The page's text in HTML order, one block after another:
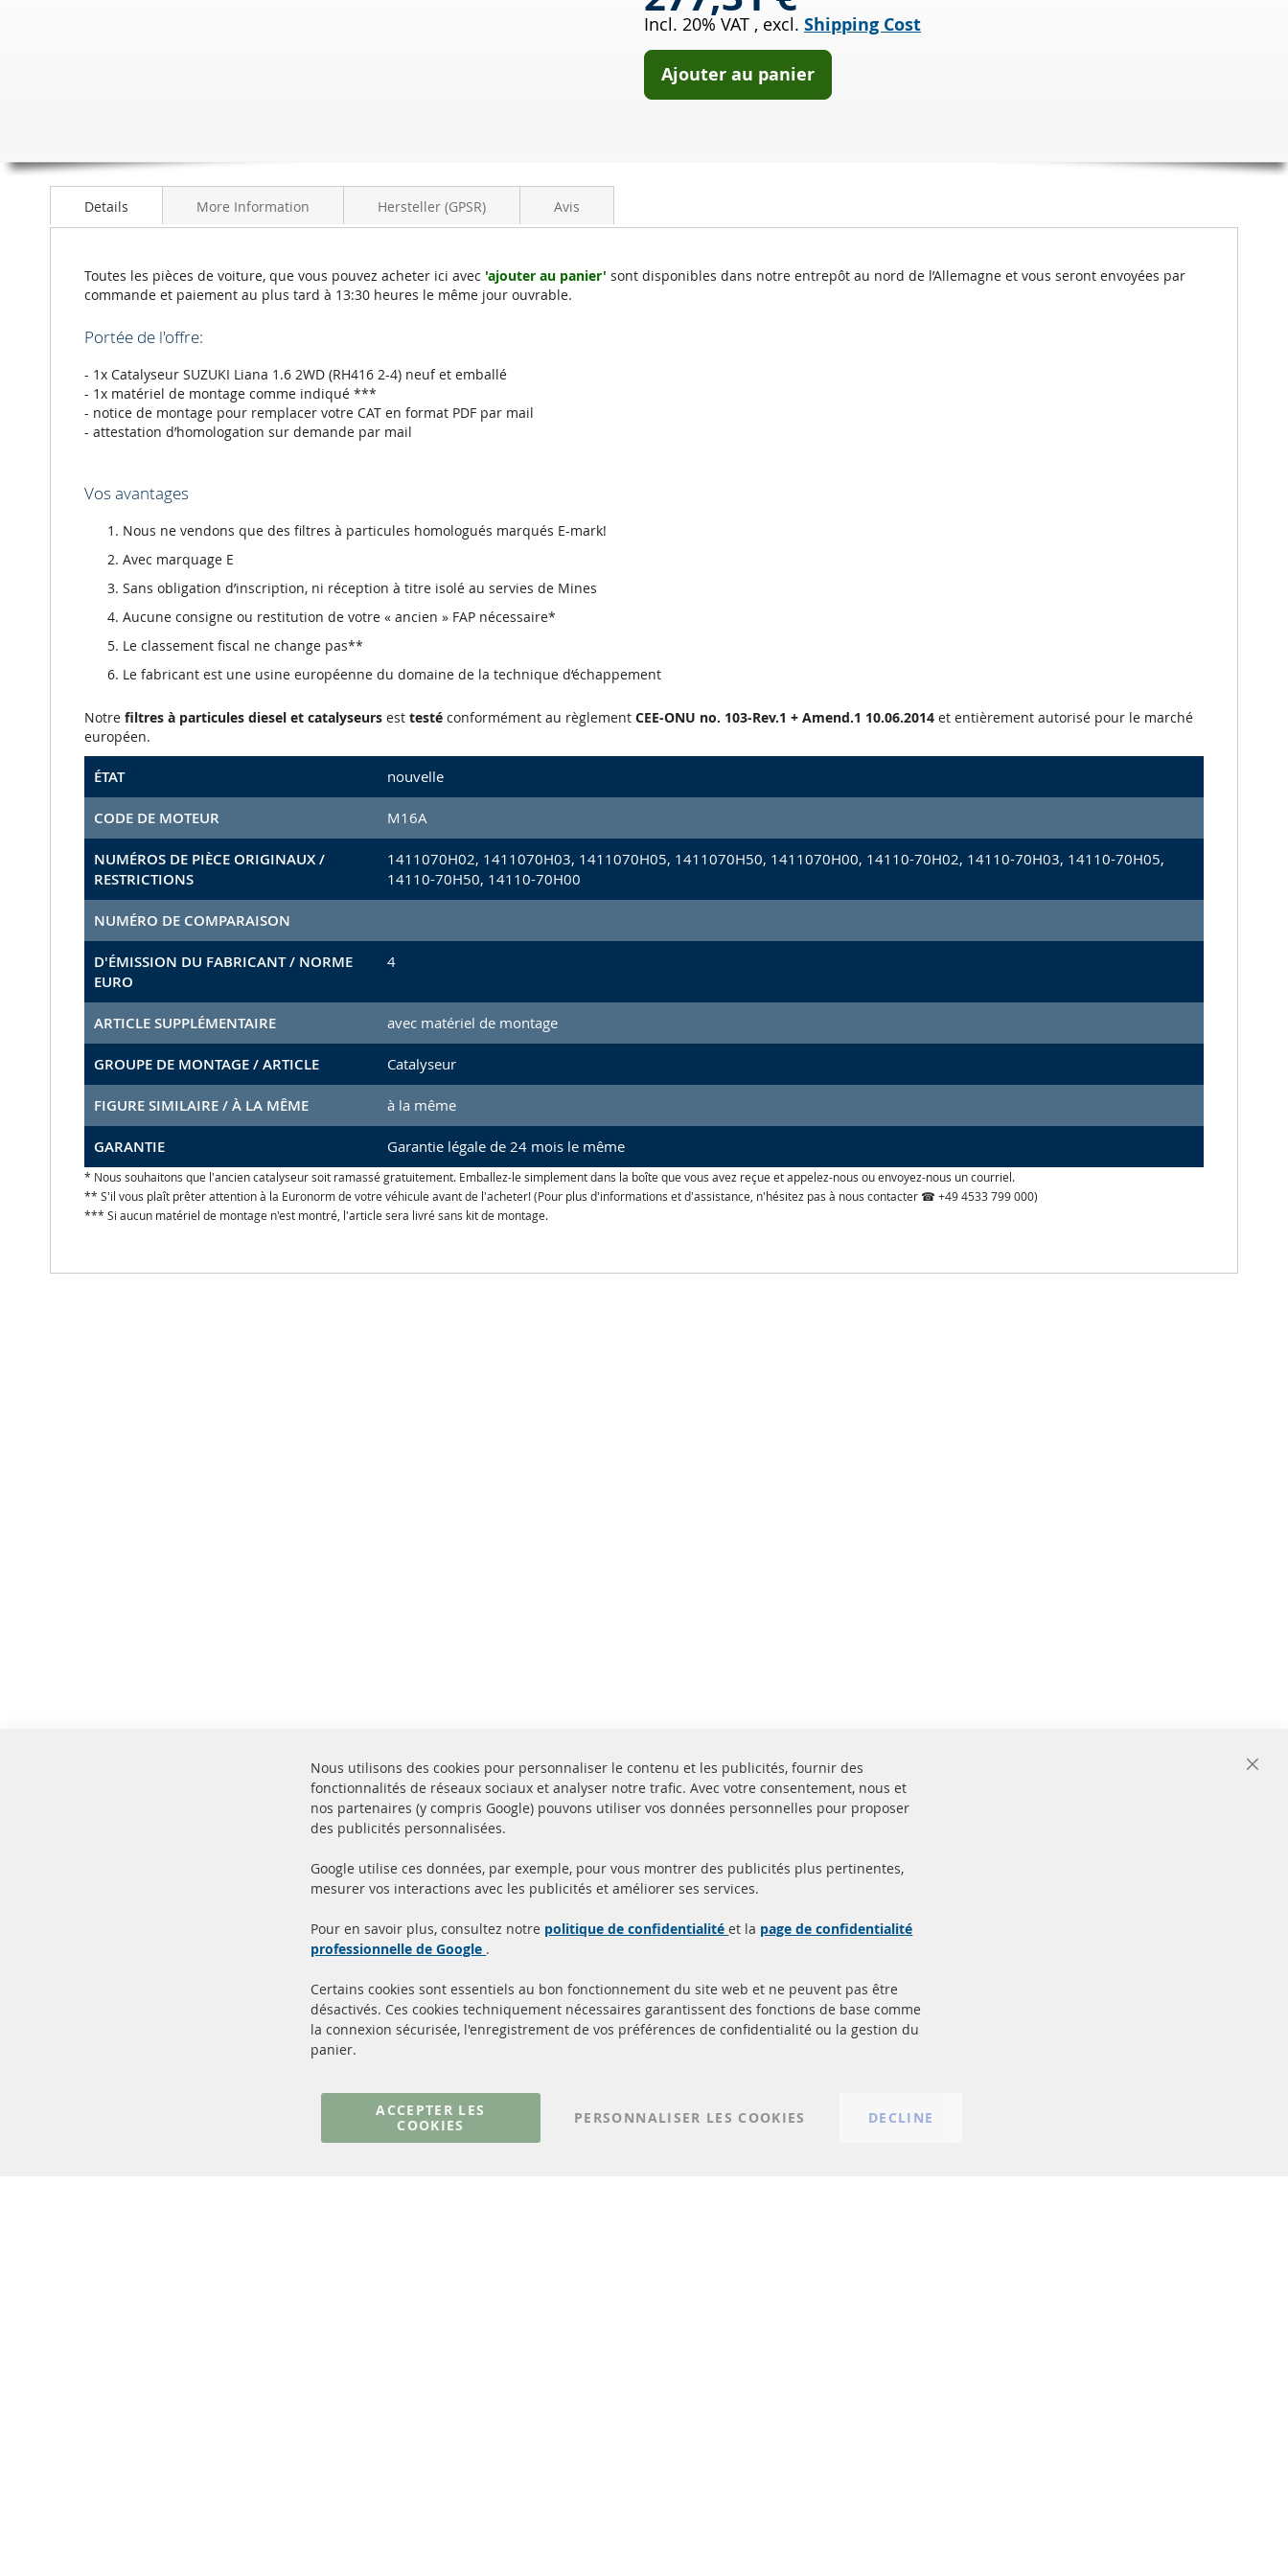
(RH416
2-
Incl. 20% VAT , excl. Shipping Cost
Ajouter au panier
Details More Information Hersteller (GPSR) Avis
Toutes les pièces de voiture, que vous pouvez acheter ici avec 'ajouter au panier' sont disponibles dans notre entrepôt au nord de l’Allemagne et vous seront envoyées par
commande et paiement au plus tard à 13:30 heures le même jour ouvrable.
Portée de l'offre:
- 1x Catalyseur SUZUKI Liana 1.6 2WD (RH416 2-4) neuf et emballé
- 1x matériel de montage comme indiqué ***
- notice de montage pour remplacer votre CAT en format PDF par mail
- attestation d’homologation sur demande par mail
Vos avantages
Nous ne vendons que des filtres à particules homologués marqués E-mark!
Avec marquage E
Sans obligation d’inscription, ni réception à titre isolé au servies de Mines
Aucune consigne ou restitution de votre « ancien » FAP nécessaire*
Le classement fiscal ne change pas**
Le fabricant est une usine européenne du domaine de la technique d‘échappement
Notre filtres à particules diesel et catalyseurs est testé conformément au règlement CEE-ONU no. 103-Rev.1 + Amend.1 10.06.2014 et entièrement autorisé pour le marché
européen.
ÉTAT nouvelle
CODE DE MOTEUR M16A
NUMÉROS DE PIÈCE ORIGINAUX /
RESTRICTIONS
1411070H02, 1411070H03, 1411070H05, 1411070H50, 1411070H00, 14110-70H02, 14110-70H03, 14110-70H05,
14110-70H50, 14110-70H00
NUMÉRO DE COMPARAISON
D'ÉMISSION DU FABRICANT / NORME
EURO
4
ARTICLE SUPPLÉMENTAIRE avec matériel de montage
GROUPE DE MONTAGE / ARTICLE Catalyseur
FIGURE SIMILAIRE / À LA MÊME à la même
GARANTIE Garantie légale de 24 mois le même
* Nous souhaitons que l'ancien catalyseur soit ramassé gratuitement. Emballez-le simplement dans la boîte que vous avez reçue et appelez-nous ou envoyez-nous un courriel.
** S'il vous plaît prêter attention à la Euronorm de votre véhicule avant de l'acheter! (Pour plus d'informations et d'assistance, n'hésitez pas à nous contacter ☎ +49 4533 799 000)
*** Si aucun matériel de montage n'est montré, l'article sera livré sans kit de montage.
Livraison en 24 heures
Produits en stock
Toutes les pièces sont certifiées
homologuées avec la marque
d'homologation e
Quick Links
Filtres à particules diesel (FPD)
Matériel de montage
Service Clients
à propos de nous
Résilier le contrat
Close
Nous utilisons des cookies pour personnaliser le contenu et les publicités, fournir des
fonctionnalités de réseaux sociaux et analyser notre trafic. Avec votre consentement, nous et
nos partenaires (y compris Google) pouvons utiliser vos données personnelles pour proposer
des publicités personnalisées.
Google utilise ces données, par exemple, pour vous montrer des publicités plus pertinentes,
mesurer vos interactions avec les publicités et améliorer ses services.
Pour en savoir plus, consultez notre politique de confidentialitéet la page de confidentialité
professionnelle de Google .
Certains cookies sont essentiels au bon fonctionnement du site web et ne peuvent pas être
désactivés. Ces cookies techniquement nécessaires garantissent des fonctions de base comme
la connexion sécurisée, l'enregistrement de vos préférences de confidentialité ou la gestion du
panier.
ACCEPTER LES
COOKIES
PERSONNALISER LES COOKIES DECLINE